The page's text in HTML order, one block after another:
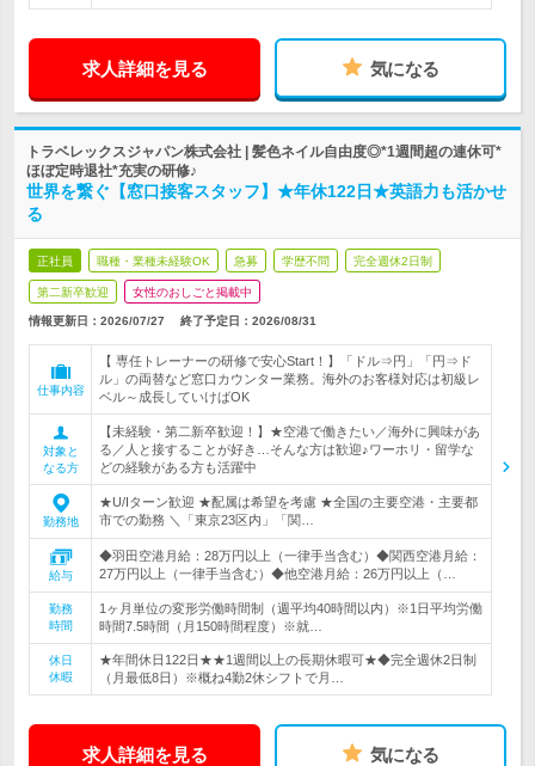
求人詳細を見る 気になる
トラベレックスジャパン株式会社 | 髪色ネイル自由度◎*1週間超の連休可*
ほぼ定時退社*充実の研修♪
世界を繋ぐ【窓口接客スタッフ】★年休122日★英語力も活かせ
る
正社員 職種・業種未経験OK 急募 学歴不問 完全週休2日制
第二新卒歓迎 女性のおしごと掲載中
情報更新日：2026/07/27 終了予定日： 2026/08/31
仕事内容
【 専任トレーナーの研修で安心Start！】「ドル⇒円」「円⇒ド
ル」の両替など窓口カウンター業務。海外のお客様対応は初級レ
ベル～成長していけばOK
対象と
なる方
【未経験・第二新卒歓迎！】★空港で働きたい／海外に興味があ
る／人と接することが好き…そんな方は歓迎♪ワーホリ・留学な
どの経験がある方も活躍中
勤務地
★U/Iターン歓迎 ★配属は希望を考慮 ★全国の主要空港・主要都
市での勤務 ＼「東京23区内」「関…
給与
◆羽田空港月給：28万円以上（一律手当含む）◆関西空港月給：
27万円以上（一律手当含む）◆他空港月給：26万円以上（…
勤務
時間
1ヶ月単位の変形労働時間制（週平均40時間以内）※1日平均労働
時間7.5時間（月150時間程度）※就…
休日
休暇
★年間休日122日★★1週間以上の長期休暇可★◆完全週休2日制
（月最低8日）※概ね4勤2休シフトで月…
求人詳細を見る 気になる